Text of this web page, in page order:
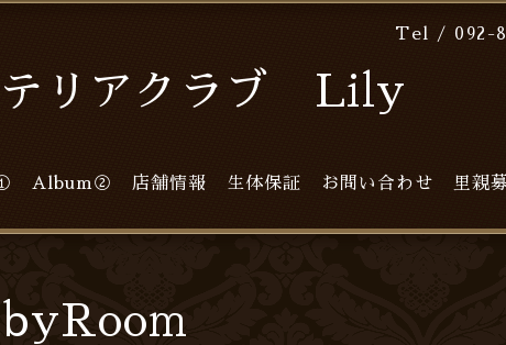
Tel / 092-
テリアクラブ Lily
Album② 店舗情報 生体保証 お問い合わせ 里親